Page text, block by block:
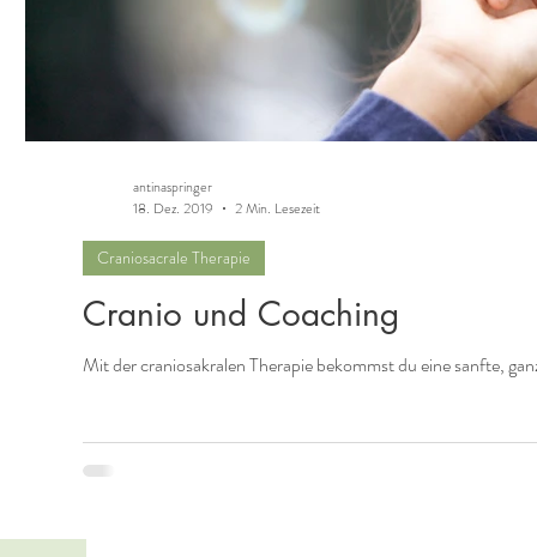
Cranio und Coaching
Mit der craniosakralen Therapie bekommst du eine sanfte,
Craniosacrale Therapie
antinaspringer
18. Dez. 2019
2 Min. Lesezeit